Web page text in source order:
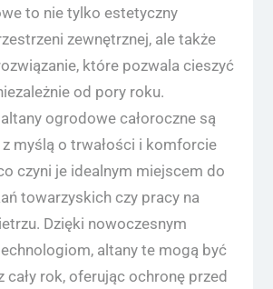
to nie tylko estetyczny
zewnętrznej, ale także
które pozwala cieszyć
od pory roku.
ogrodowe całoroczne są
myślą o trwałości i komforcie
czyni je idealnym miejscem do
towarzyskich czy pracy na
Dzięki nowoczesnym
altany te mogą być
cały rok, oferując ochronę przed